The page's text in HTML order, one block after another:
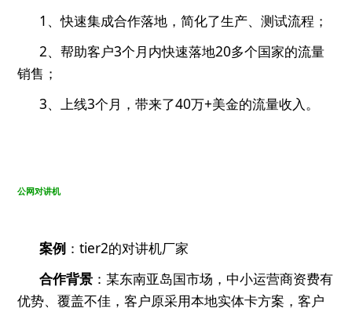
1、快速集成合作落地，简化了生产、测试流程；
2、帮助客户3个月内快速落地20多个国家的流量
销售；
3、上线3个月，带来了40万+美金的流量收入。
公网对讲机
案例 ：tier2的对讲机厂家
合作背景 ：某东南亚岛国市场，中小运营商资费有
优势、覆盖不佳，客户原采用本地实体卡方案，客户